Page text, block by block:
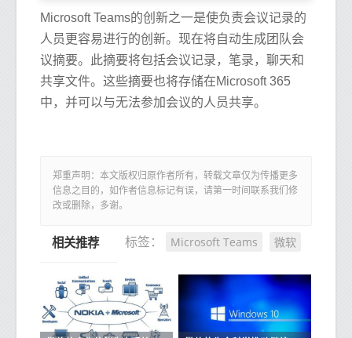
Microsoft Teams的创新之一是使负责会议记录的
人员更容易进行的创新。现在将自动生成团队会
议摘要。此摘要将包括会议记录，笔录，聊天和
共享文件。这些摘要也将存储在Microsoft 365
中，并可以与无法参加会议的人员共享。
郑重声明：本文版权归原作者所有，转载文章仅为传播更多
信息之目的，如作者信息标记有误，请第一时间联系我们修
改或删除，多谢。
标签： Microsoft Teams 微软
相关推荐